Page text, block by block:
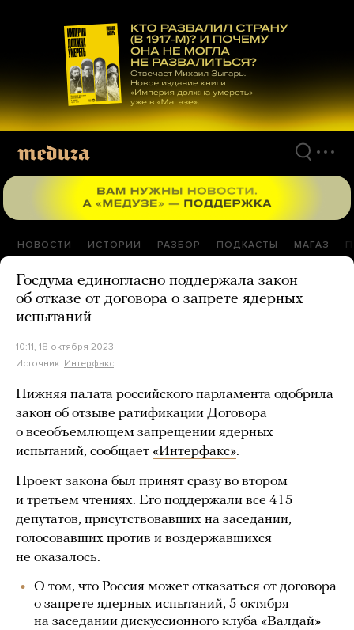
материалам
НОВОСТИ ИСТОРИИ РАЗБОР ПОДКАСТЫ МАГАЗ
Госдума единогласно поддержала закон
об отказе от договора о запрете ядерных
испытаний
10:11, 18 октября 2023
Источник: Интерфакс
Нижняя палата российского парламента одобрила
закон об отзыве ратификации Договора
о всеобъемлющем запрещении ядерных
испытаний, сообщает «Интерфакс».
Проект закона был принят сразу во втором
и третьем чтениях. Его поддержали все 415
депутатов, присутствовавших на заседании,
голосовавших против и воздержавшихся
не оказалось.
О том, что Россия может отказаться от договора
о запрете ядерных испытаний, 5 октября
на заседании дискуссионного клуба «Валдай»